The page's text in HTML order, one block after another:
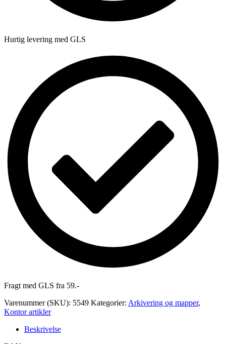
Hurtig levering med GLS
Fragt med GLS fra 59.-
Varenummer (SKU): 5549 Kategorier: Arkivering og mapper,
Kontor artikler
Beskrivelse